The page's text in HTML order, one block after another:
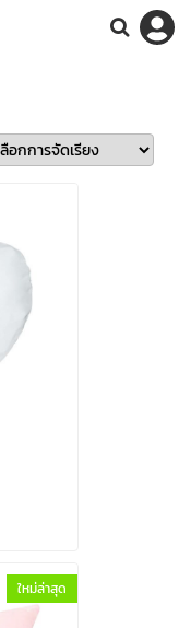
ใหม่ล่าสุด